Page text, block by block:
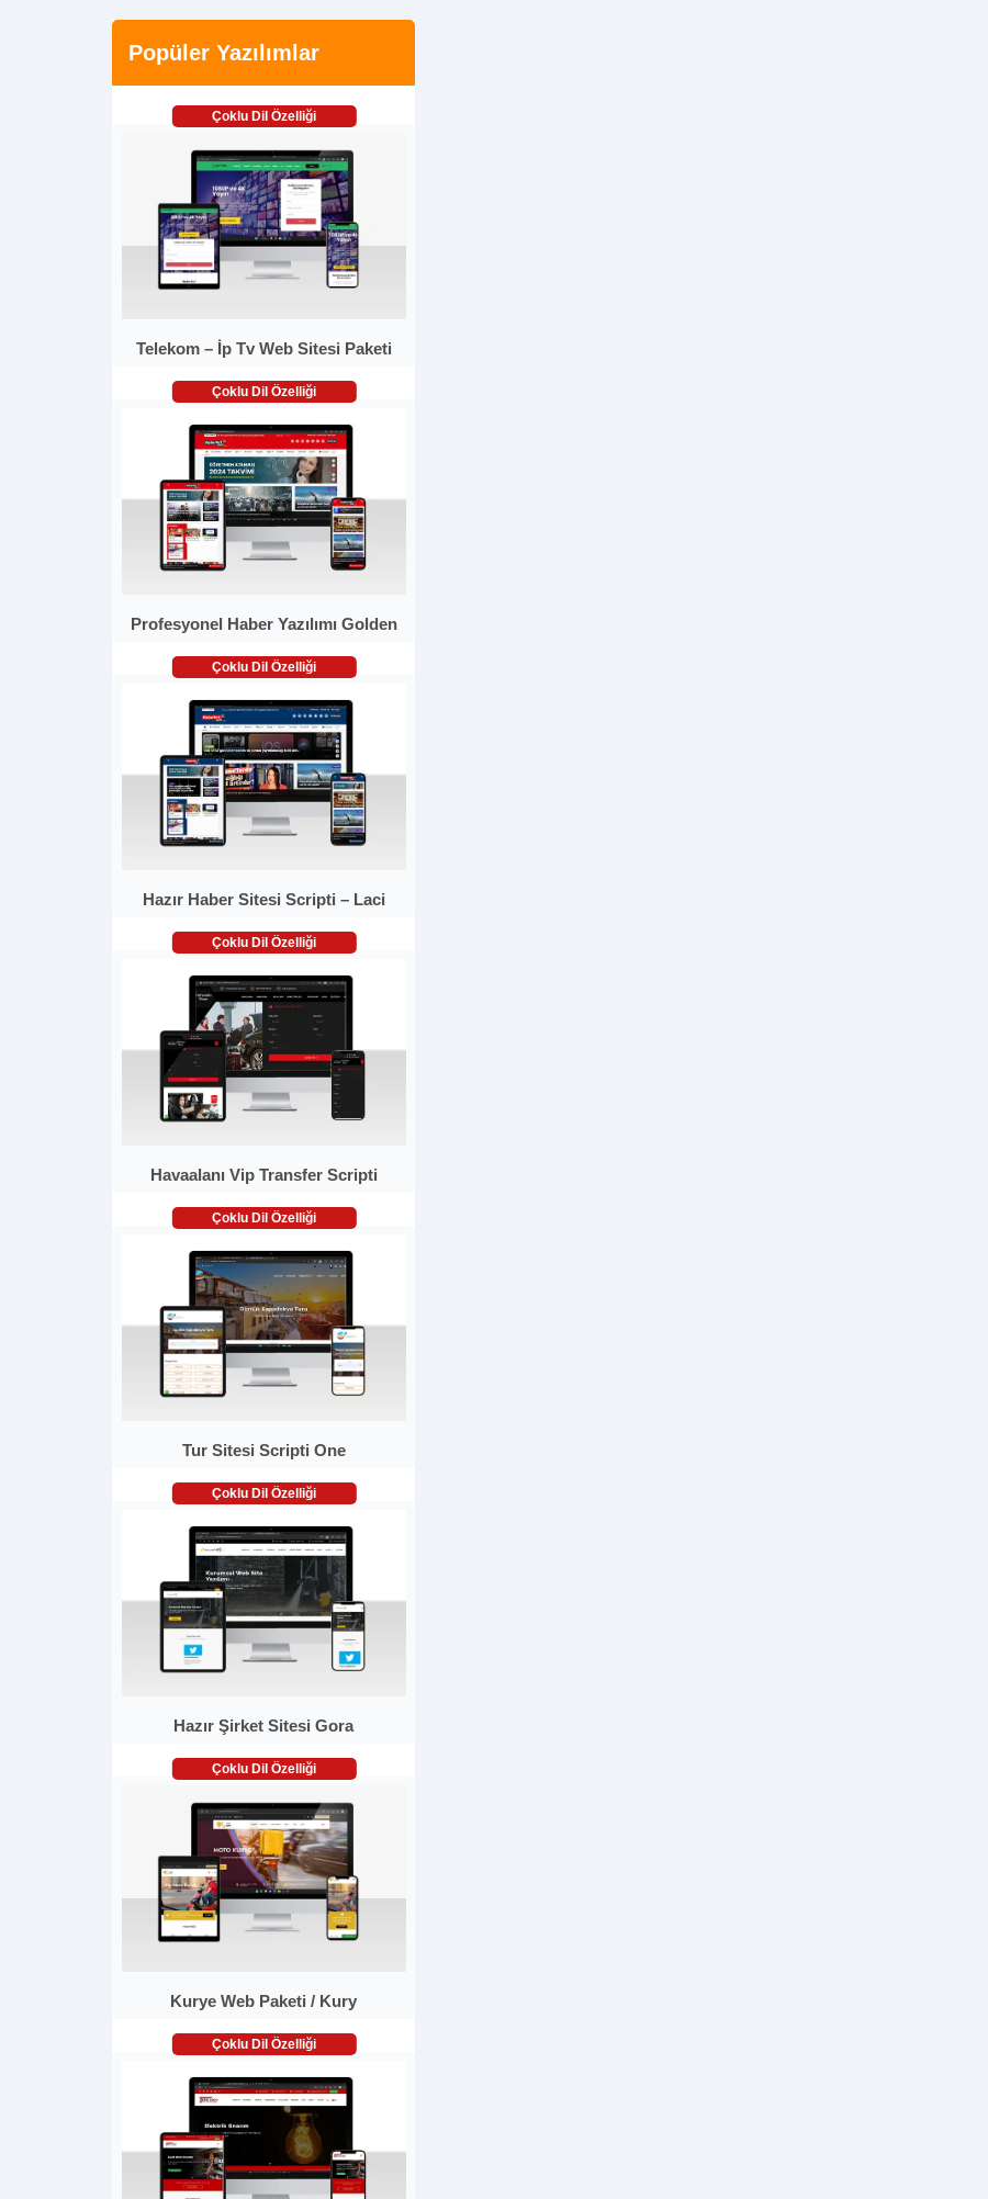
Popüler Yazılımlar
Çoklu Dil Özelliği
Telekom – İp Tv Web Sitesi Paketi
Çoklu Dil Özelliği
Profesyonel Haber Yazılımı Golden
Çoklu Dil Özelliği
Hazır Haber Sitesi Scripti – Laci
Çoklu Dil Özelliği
Havaalanı Vip Transfer Scripti
Çoklu Dil Özelliği
Tur Sitesi Scripti One
Çoklu Dil Özelliği
Hazır Şirket Sitesi Gora
Çoklu Dil Özelliği
Kurye Web Paketi / Kury
Çoklu Dil Özelliği